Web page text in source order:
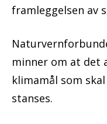
framleggelsen av
minner om at det
klimamål som
stanses.